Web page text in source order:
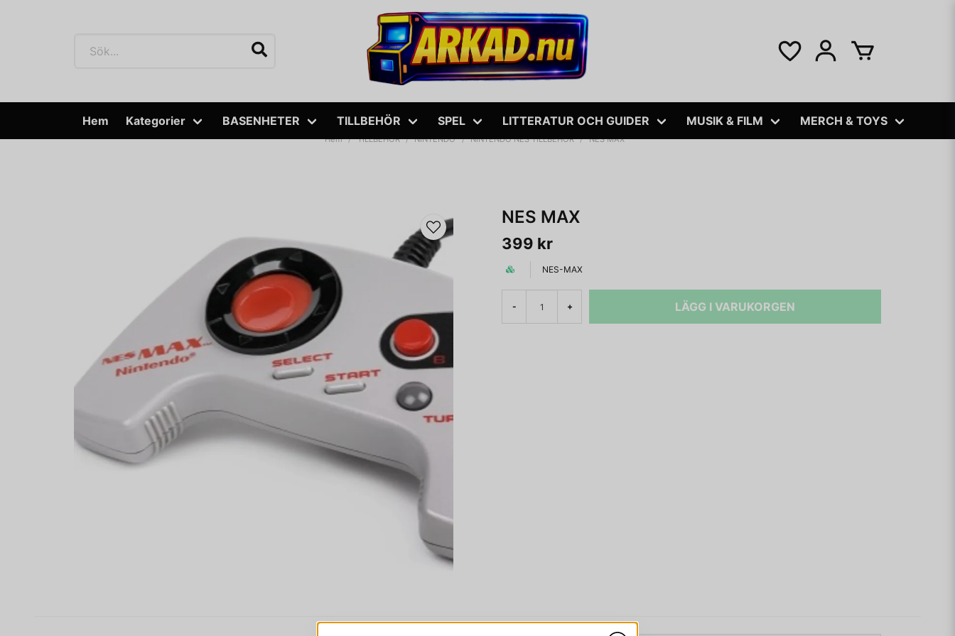
Hem Kategorier BASENHETER TILLBEHÖR SPEL LITTERATUR OCH GUIDER MUSIK & FILM MERCH & TOYS
Hem TILLBEHÖR NINTENDO NINTENDO NES TILLBEHÖR NES MAX
NES MAX
399 kr
NES-MAX
- + LÄGG I VARUKORGEN